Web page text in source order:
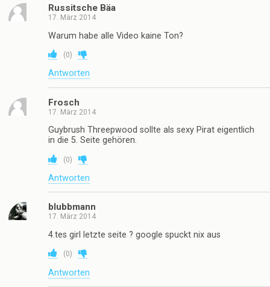
Russitsche Bäa
17. März 2014
Warum habe alle Video kaine Ton?
(0)
Antworten
Frosch
17. März 2014
Guybrush Threepwood sollte als sexy Pirat eigentlich
in die 5. Seite gehören.
(0)
Antworten
blubbmann
17. März 2014
4.tes girl letzte seite ? google spuckt nix aus
(0)
Antworten